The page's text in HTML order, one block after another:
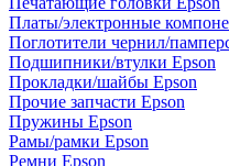
Платы/электронные
Поглотители чернил/
Подшипники/втулки Epson
Прокладки/шайбы Epson
Прочие запчасти Epson
Пружины Epson
Рамы/рамки Epson
Ремни Epson